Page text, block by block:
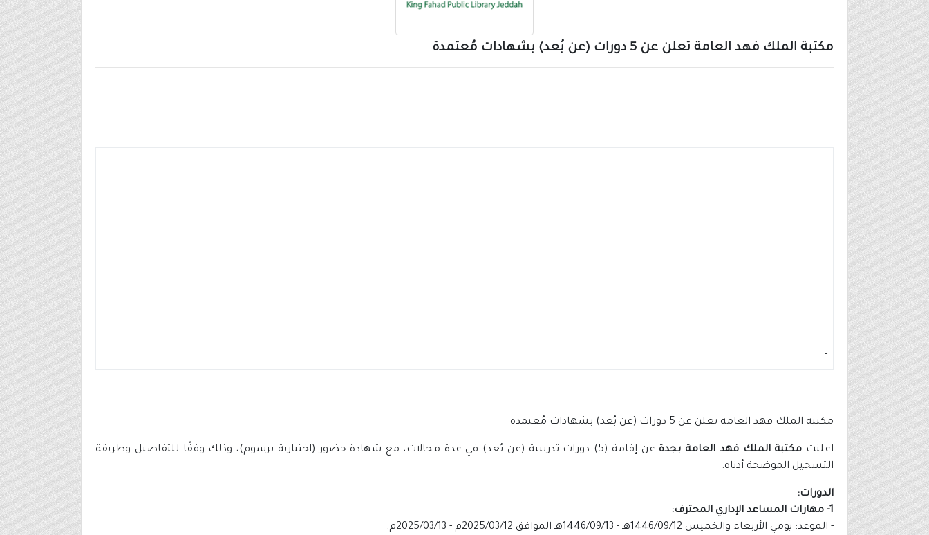
مكتبة الملك فهد العامة تعلن عن 5 دورات (عن بُعد) بشهادات مُعتمدة
-
مكتبة الملك فهد العامة تعلن عن 5 دورات (عن بُعد) بشهادات مُعتمدة
اعلنت مكتبة الملك فهد العامة بجدة
عن إقامة (5) دورات تدريبية (عن بُعد) في عدة مجالات، مع شهادة حضور (اختيارية برسوم)، وذلك وفقًا للتفاصيل وطريقة
التسجيل الموضحة أدناه.
الدورات:
1- مهارات المساعد الإداري المحترف:
- الموعد: يومي الأربعاء والخميس 1446/09/12هـ - 1446/09/13هـ الموافق 2025/03/12م - 2025/03/13م.